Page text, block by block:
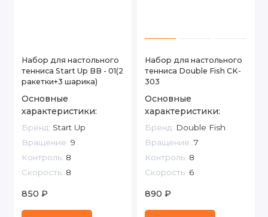
Набор для настольного
тенниса Start Up BB - 01(2
ракетки+3 шарика)
Основные
характеристики:
Бренд: Start Up
Вращение: 9
Контроль: 8
Скорость: 8
850 ₽
Набор для настольного
тенниса Double Fish CK-
303
Основные
характеристики:
Бренд: Double Fish
Вращение: 7
Контроль: 8
Скорость: 6
890 ₽